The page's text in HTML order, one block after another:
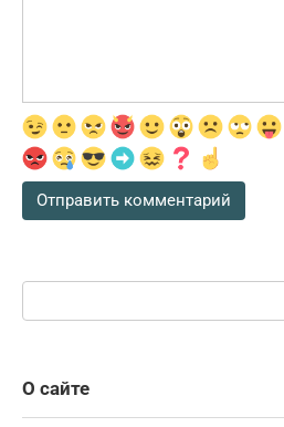
О сайте